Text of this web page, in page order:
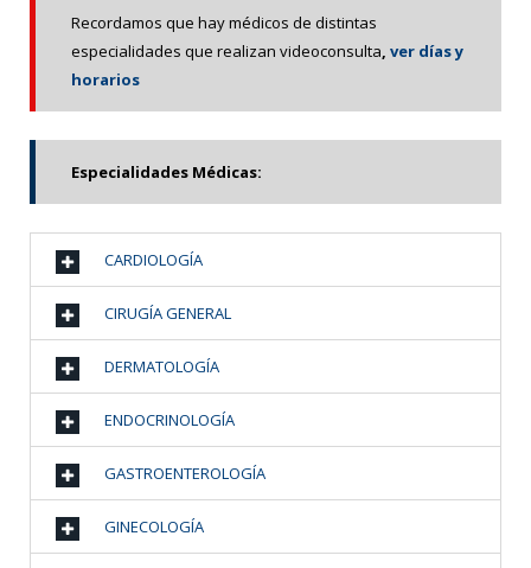
Recordamos que hay médicos de distintas
especialidades que realizan videoconsulta, ver días y
horarios
Especialidades Médicas:
CARDIOLOGÍA
CIRUGÍA GENERAL
DERMATOLOGÍA
ENDOCRINOLOGÍA
GASTROENTEROLOGÍA
GINECOLOGÍA